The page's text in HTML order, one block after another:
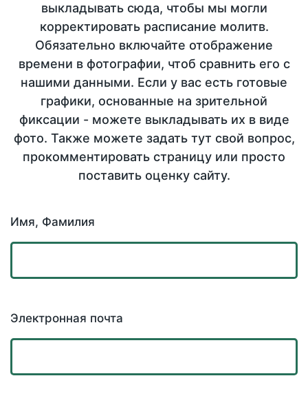
выкладывать сюда, чтобы мы могли
корректировать расписание молитв.
Обязательно включайте отображение
времени в фотографии, чтоб сравнить его с
нашими данными. Если у вас есть готовые
графики, основанные на зрительной
фиксации - можете выкладывать их в виде
фото. Также можете задать тут свой вопрос,
прокомментировать страницу или просто
поставить оценку сайту.
Имя, Фамилия
Электронная почта